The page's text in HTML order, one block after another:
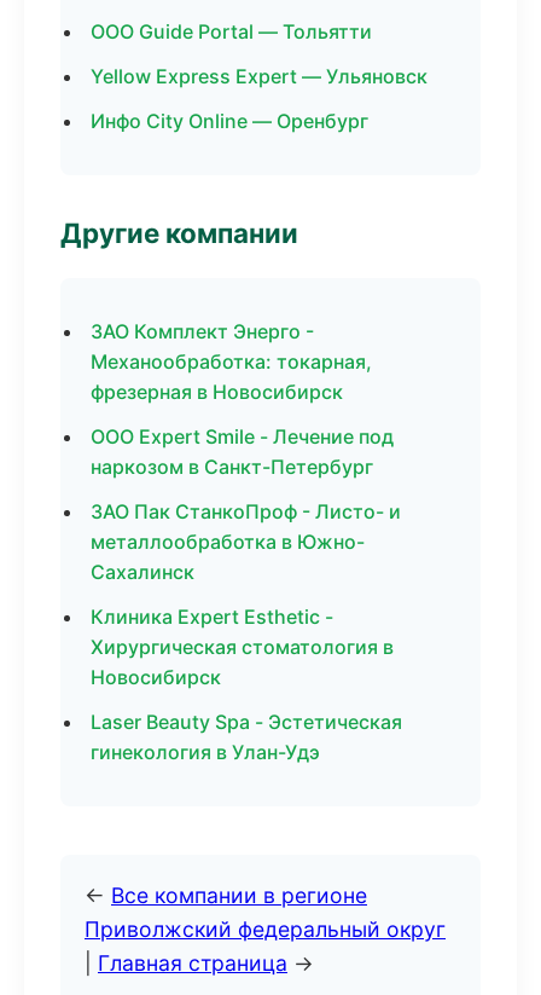
ООО Guide Portal — Тольятти
Yellow Express Expert — Ульяновск
Инфо City Online — Оренбург
Другие компании
ЗАО Комплект Энерго -
Механообработка: токарная,
фрезерная в Новосибирск
ООО Expert Smile - Лечение под
наркозом в Санкт-Петербург
ЗАО Пак СтанкоПроф - Листо- и
металлообработка в Южно-
Сахалинск
Клиника Expert Esthetic -
Хирургическая стоматология в
Новосибирск
Laser Beauty Spa - Эстетическая
гинекология в Улан-Удэ
← Все компании в регионе
Приволжский федеральный округ
Главная страница →